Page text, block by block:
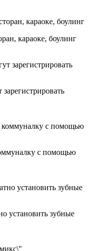
караоке, боулинг
с помощью
установить зубные